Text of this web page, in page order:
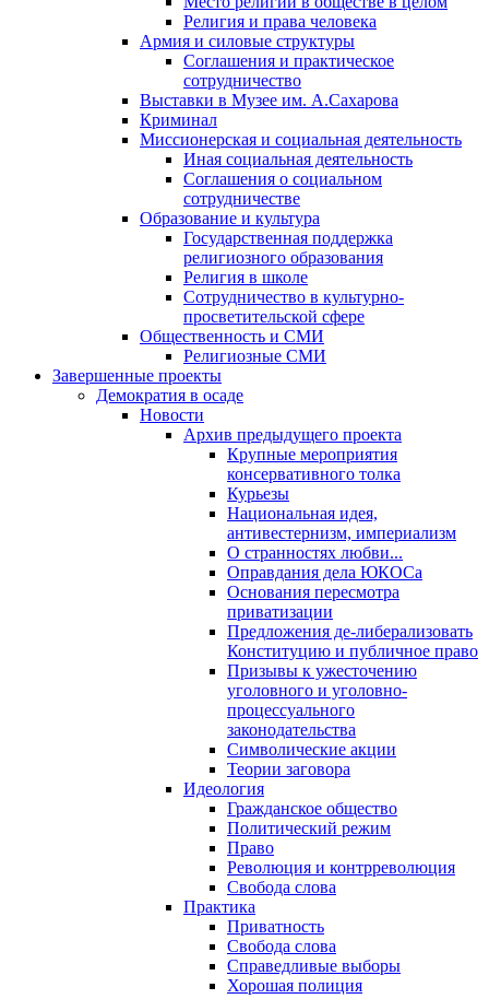
Религия и права человека
Армия и силовые структуры
Соглашения и практическое
сотрудничество
Выставки в Музее им. А.Сахарова
Криминал
Миссионерская и социальная деятельность
Иная социальная деятельность
Соглашения о социальном
сотрудничестве
Образование и культура
Государственная поддержка
религиозного образования
Религия в школе
Сотрудничество в культурно-
просветительской сфере
Общественность и СМИ
Религиозные СМИ
Завершенные проекты
Демократия в осаде
Новости
Архив предыдущего проекта
Крупные мероприятия
консервативного толка
Курьезы
Национальная идея,
антивестернизм, империализм
О странностях любви...
Оправдания дела ЮКОСа
Основания пересмотра
приватизации
Предложения де-либерализовать
Конституцию и публичное право
Призывы к ужесточению
уголовного и уголовно-
процессуального
законодательства
Символические акции
Теории заговора
Идеология
Гражданское общество
Политический режим
Право
Революция и контрреволюция
Свобода слова
Практика
Приватность
Свобода слова
Справедливые выборы
Хорошая полиция